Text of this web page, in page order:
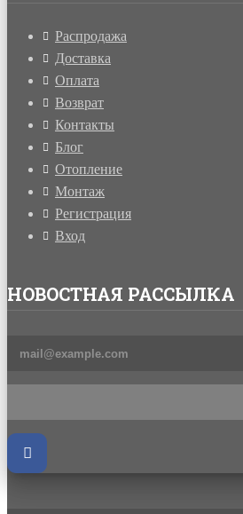
Распродажа
Доставка
Оплата
Возврат
Контакты
Блог
Отопление
Монтаж
Регистрация
Вход
НОВОСТНАЯ РАССЫЛКА